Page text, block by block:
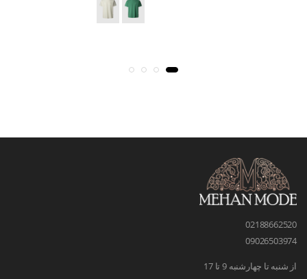
02188662520
09026503974
از شنبه تا چهارشنبه 9 تا 17